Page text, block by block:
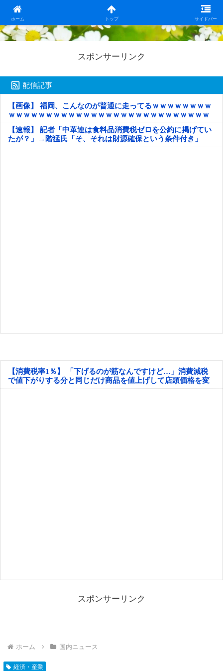
ホーム トップ サイドバー
日本第一！ニュース録
スポンサーリンク
配信記事
【画像】 福岡、こんなのが普通に走ってるｗｗｗｗｗｗｗｗ
ｗｗｗｗｗｗｗｗｗｗｗｗｗｗｗｗｗｗｗｗｗｗｗｗｗｗｗ
ｗｗｗｗｗ
【速報】 記者「中革連は食料品消費税ゼロを公約に掲げてい
たが？」→階猛氏「そ、それは財源確保という条件付き」
【消費税率1％】 「下げるのが筋なんですけど…」消費減税
で値下がりする分と同じだけ商品を値上げして店頭価格を変
えない店も
スポンサーリンク
ホーム 国内ニュース
経済・産業